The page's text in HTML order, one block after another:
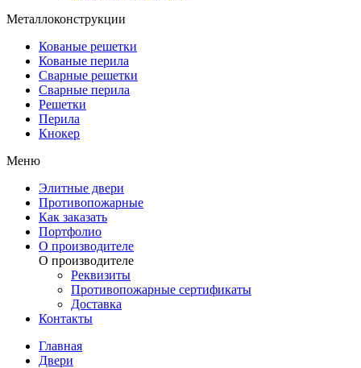
Металлоконструкции
Кованые решетки
Кованые перила
Сварные решетки
Сварные перила
Решетки
Перила
Кнокер
Меню
Элитные двери
Противопожарные
Как заказать
Портфолио
О производителе
О производителе
Реквизиты
Противопожарные сертификаты
Доставка
Контакты
Главная
Двери